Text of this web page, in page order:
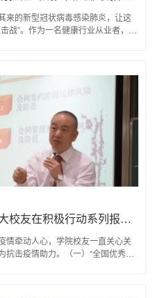
来的新型冠状病毒感染肺炎，让这
战”。作为一名健康行业从业者，曾
为打赢疫情防控阻击战，西大校友在积极行动系列报道之四
情牵动人心，学院校友一直关心关
击疫情助力。（一）“全国优秀法